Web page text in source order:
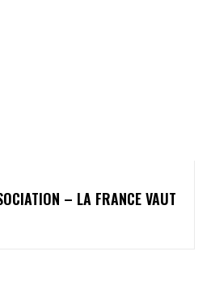
– LA FRANCE VAUT